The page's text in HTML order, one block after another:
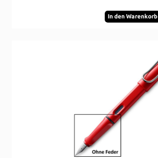
In den Warenkorb